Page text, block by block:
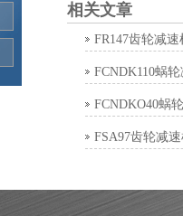
相关文章
FR147齿轮减速
FCNDK110蜗
FCNDKO40蜗
FSA97齿轮减